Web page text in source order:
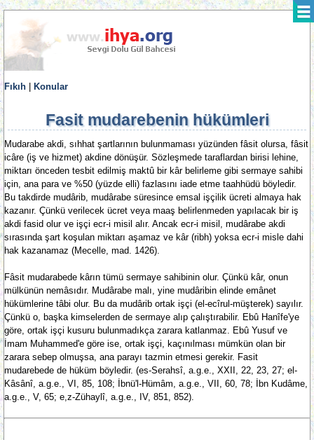
Fıkıh Konular
Fasit mudarebenin hükümleri
Mudarabe akdi, sıhhat şartlarının bulunmaması yüzünden fâsit olursa, fâsit
icâre (iş ve hizmet) akdine dönüşür. Sözleşmede taraflardan birisi lehine,
miktarı önceden tesbit edilmiş maktû bir kâr belirleme gibi sermaye sahibi
için, ana para ve %50 (yüzde elli) fazlasını iade etme taahhüdü böyledir.
Bu takdirde mudârib, mudârabe süresince emsal işçilik ücreti almaya hak
kazanır. Çünkü verilecek ücret veya maaş belirlenmeden yapılacak bir iş
akdi fasid olur ve işçi ecr-i misil alır. Ancak ecr-i misil, mudârabe akdi
sırasında şart koşulan miktarı aşamaz ve kâr (ribh) yoksa ecr-i misle dahi
hak kazanamaz (Mecelle, mad. 1426).
Fâsit mudarabede kârın tümü sermaye sahibinin olur. Çünkü kâr, onun
mülkünün nemâsıdır. Mudârabe malı, yine mudâribin elinde emânet
hükümlerine tâbi olur. Bu da mudârib ortak işçi (el-ecîrul-müşterek) sayılır.
Çünkü o, başka kimselerden de sermaye alıp çalıştırabilir. Ebû Hanîfe'ye
göre, ortak işçi kusuru bulunmadıkça zarara katlanmaz. Ebû Yusuf ve
İmam Muhammed'e göre ise, ortak işçi, kaçınılması mümkün olan bir
zarara sebep olmuşsa, ana parayı tazmin etmesi gerekir. Fasit
mudarebede de hüküm böyledir. (es-Serahsî, a.g.e., XXII, 22, 23, 27; el-
Kâsânî, a.g.e., VI, 85, 108; İbnü'l-Hümâm, a.g.e., VII, 60, 78; İbn Kudâme,
a.g.e., V, 65; e,z-Zühaylî, a.g.e., IV, 851, 852).